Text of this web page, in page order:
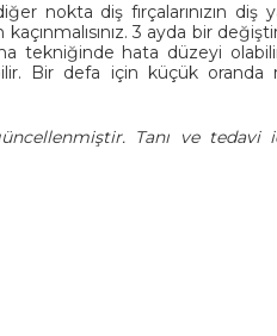
nokta diş fırçalarınızın diş
3 ayda bir
tekniğinde hata düzeyi
Bir defa için küçük
Tanı ve tedavi